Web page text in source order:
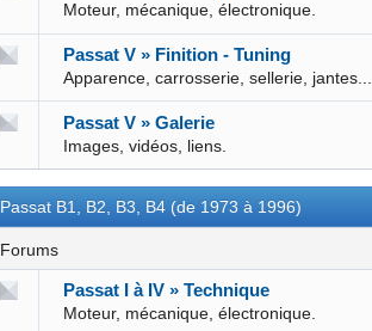
Moteur, mécanique, électronique.
Passat V » Finition - Tuning
Apparence, carrosserie, sellerie, jantes...
Passat V » Galerie
Images, vidéos, liens.
Passat B1, B2, B3, B4 (de 1973 à 1996)
Forums
Passat I à IV » Technique
Moteur, mécanique, électronique.